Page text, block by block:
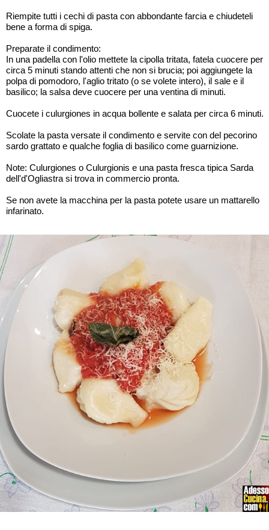
Riempite tutti i cechi di pasta con abbondante farcia e chiudeteli
bene a forma di spiga.
Preparate il condimento:
In una padella con l'olio mettete la cipolla tritata, fatela cuocere per
circa 5 minuti stando attenti che non si brucia; poi aggiungete la
polpa di pomodoro, l'aglio tritato (o se volete intero), il sale e il
basilico; la salsa deve cuocere per una ventina di minuti.
Cuocete i culurgiones in acqua bollente e salata per circa 6 minuti.
Scolate la pasta versate il condimento e servite con del pecorino
sardo grattato e qualche foglia di basilico come guarnizione.
Note: Culurgiones o Culurgionis e una pasta fresca tipica Sarda
dell'd'Ogliastra si trova in commercio pronta.
Se non avete la macchina per la pasta potete usare un mattarello
infarinato.